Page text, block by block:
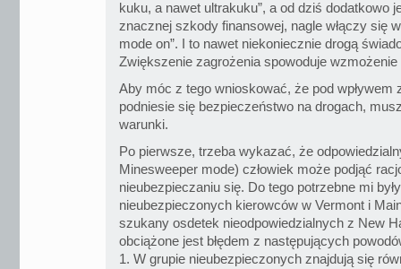
kuku, a nawet ultrakuku”, a od dziś dodatkowo
znacznej szkody finansowej, nagle włączy się
mode on”. I to nawet niekoniecznie drogą
Zwiększenie zagrożenia spowoduje
Aby móc z tego wnioskować, że pod wpływem
podniesie się bezpieczeństwo na drogach,
warunki.
Po pierwsze, trzeba wykazać, że
Minesweeper mode) człowiek może podjąć
nieubezpieczaniu się. Do tego potrzebne mi
nieubezpieczonych kierowców w Vermont i
szukany osdetek nieodpowiedzialnych z New
obciążone jest błędem z następujących
1. W grupie nieubezpieczonych znajdują się